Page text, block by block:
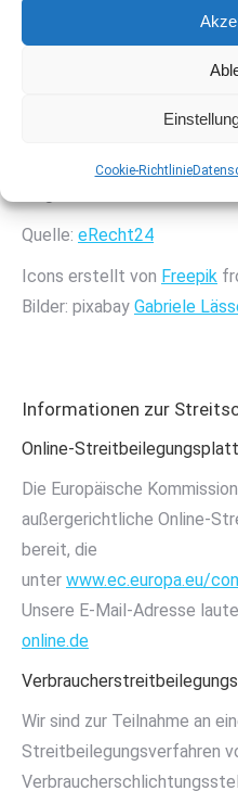
Cookie-Richtlinie
erstellt wurden, werden die
beachtet. Insbesondere
gekennzeichnet. Sollten
um einen entsprechenden
von Rechtsverletzungen
Quelle: eRecht24
Icons erstellt von Freepik
Bilder: pixabay Gabriele
Informationen zur
Online-
Die Europäische
außergerichtliche Online-
bereit, die
unter www.ec.europa.eu/
Unsere E-Mail-Adresse
online.de
Wir sind zur Teilnahme an
Streitbeilegungsverfahren